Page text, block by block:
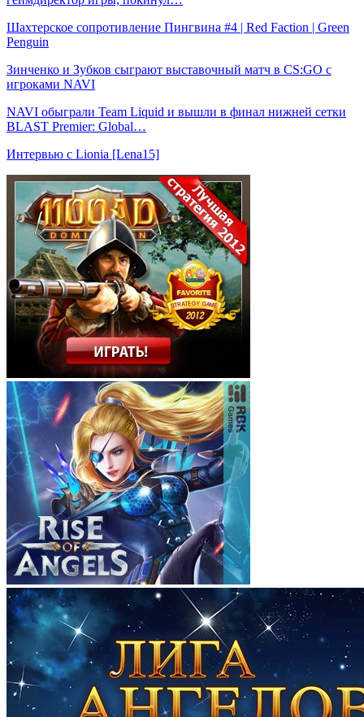
Шахтерское сопротивление Пингвина #4 | Red Faction | Green
Penguin
Зинченко и Зубков сыграют выставочный матч в CS:GO с
игроками NAVI
NAVI обыграли Team Liquid и вышли в финал нижней сетки
BLAST Premier: Global…
Интервью с Lionia [Lena15]